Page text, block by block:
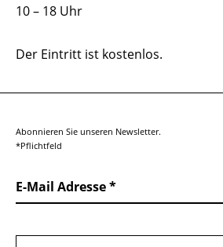
10 – 18 Uhr
Der Eintritt ist kostenlos.
Abonnieren Sie unseren Newsletter.
*Pflichtfeld
E-Mail Adresse